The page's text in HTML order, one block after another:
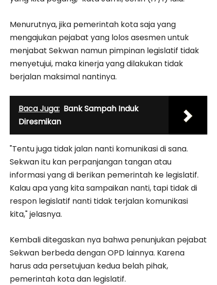
Menurutnya, jika pemerintah kota saja yang
mengajukan pejabat yang lolos asesmen untuk
menjabat Sekwan namun pimpinan legislatif tidak
menyetujui, maka kinerja yang dilakukan tidak
berjalan maksimal nantinya.
Baca Juga: Bank Sampah Induk
Diresmikan
"Tentu juga tidak jalan nanti komunikasi di sana.
Sekwan itu kan perpanjangan tangan atau
informasi yang di berikan pemerintah ke legislatif.
Kalau apa yang kita sampaikan nanti, tapi tidak di
respon legislatif nanti tidak terjalan komunikasi
kita," jelasnya.
Kembali ditegaskan nya bahwa penunjukan pejabat
Sekwan berbeda dengan OPD lainnya. Karena
harus ada persetujuan kedua belah pihak,
pemerintah kota dan legislatif.